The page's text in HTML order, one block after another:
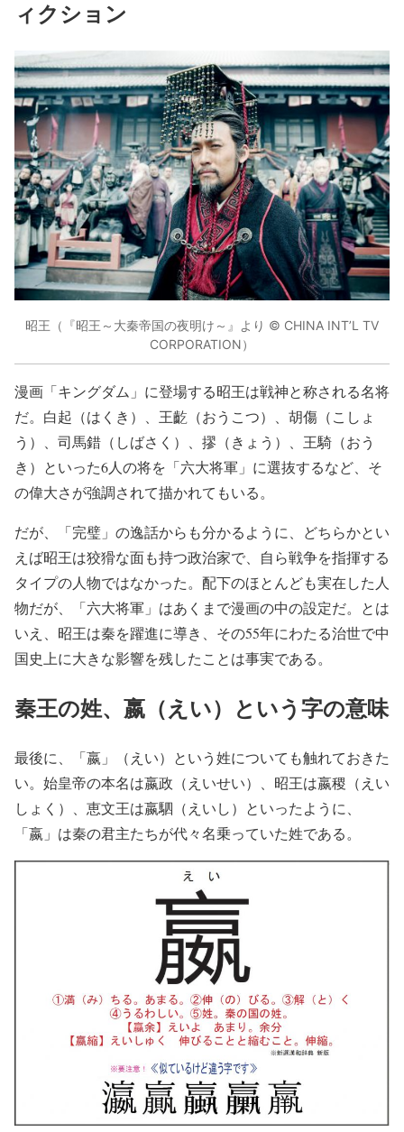
ィクション
昭王（『昭王～大秦帝国の夜明け～』より © CHINA INT’L TV
CORPORATION）
漫画「キングダム」に登場する昭王は戦神と称される名将
だ。白起（はくき）、王齕（おうこつ）、胡傷（こしょ
う）、司馬錯（しばさく）、摎（きょう）、王騎（おう
き）といった6人の将を「六大将軍」に選抜するなど、そ
の偉大さが強調されて描かれてもいる。
だが、「完璧」の逸話からも分かるように、どちらかとい
えば昭王は狡猾な面も持つ政治家で、自ら戦争を指揮する
タイプの人物ではなかった。配下のほとんども実在した人
物だが、「六大将軍」はあくまで漫画の中の設定だ。とは
いえ、昭王は秦を躍進に導き、その55年にわたる治世で中
国史上に大きな影響を残したことは事実である。
秦王の姓、嬴（えい）という字の意味
最後に、「嬴」（えい）という姓についても触れておきた
い。始皇帝の本名は嬴政（えいせい）、昭王は嬴稷（えい
しょく）、恵文王は嬴駟（えいし）といったように、
「嬴」は秦の君主たちが代々名乗っていた姓である。